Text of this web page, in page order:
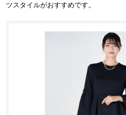
ツスタイルがおすすめです。